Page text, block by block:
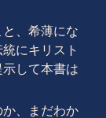
、希薄にな
にキリスト
して本書は
、まだわか